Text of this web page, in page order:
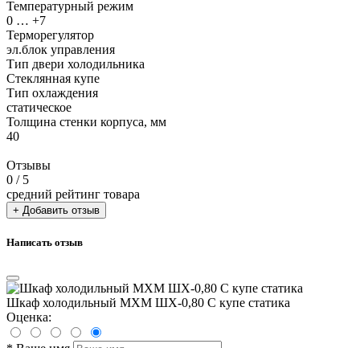
Температурный режим
0 … +7
Терморегулятор
эл.блок управления
Тип двери холодильника
Стеклянная купе
Тип охлаждения
статическое
Толщина стенки корпуса, мм
40
Отзывы
0 / 5
средний рейтинг товара
+ Добавить отзыв
Написать отзыв
Шкаф холодильный МХМ ШХ-0,80 С купе статика
Оценка: